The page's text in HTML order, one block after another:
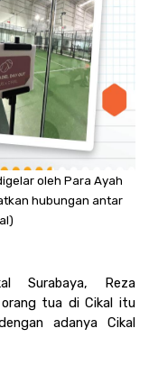
oleh Para Ayah
hubungan antar
Surabaya, Reza
orang tua di Cikal itu
adanya Cikal